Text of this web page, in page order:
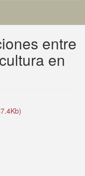
entre
en